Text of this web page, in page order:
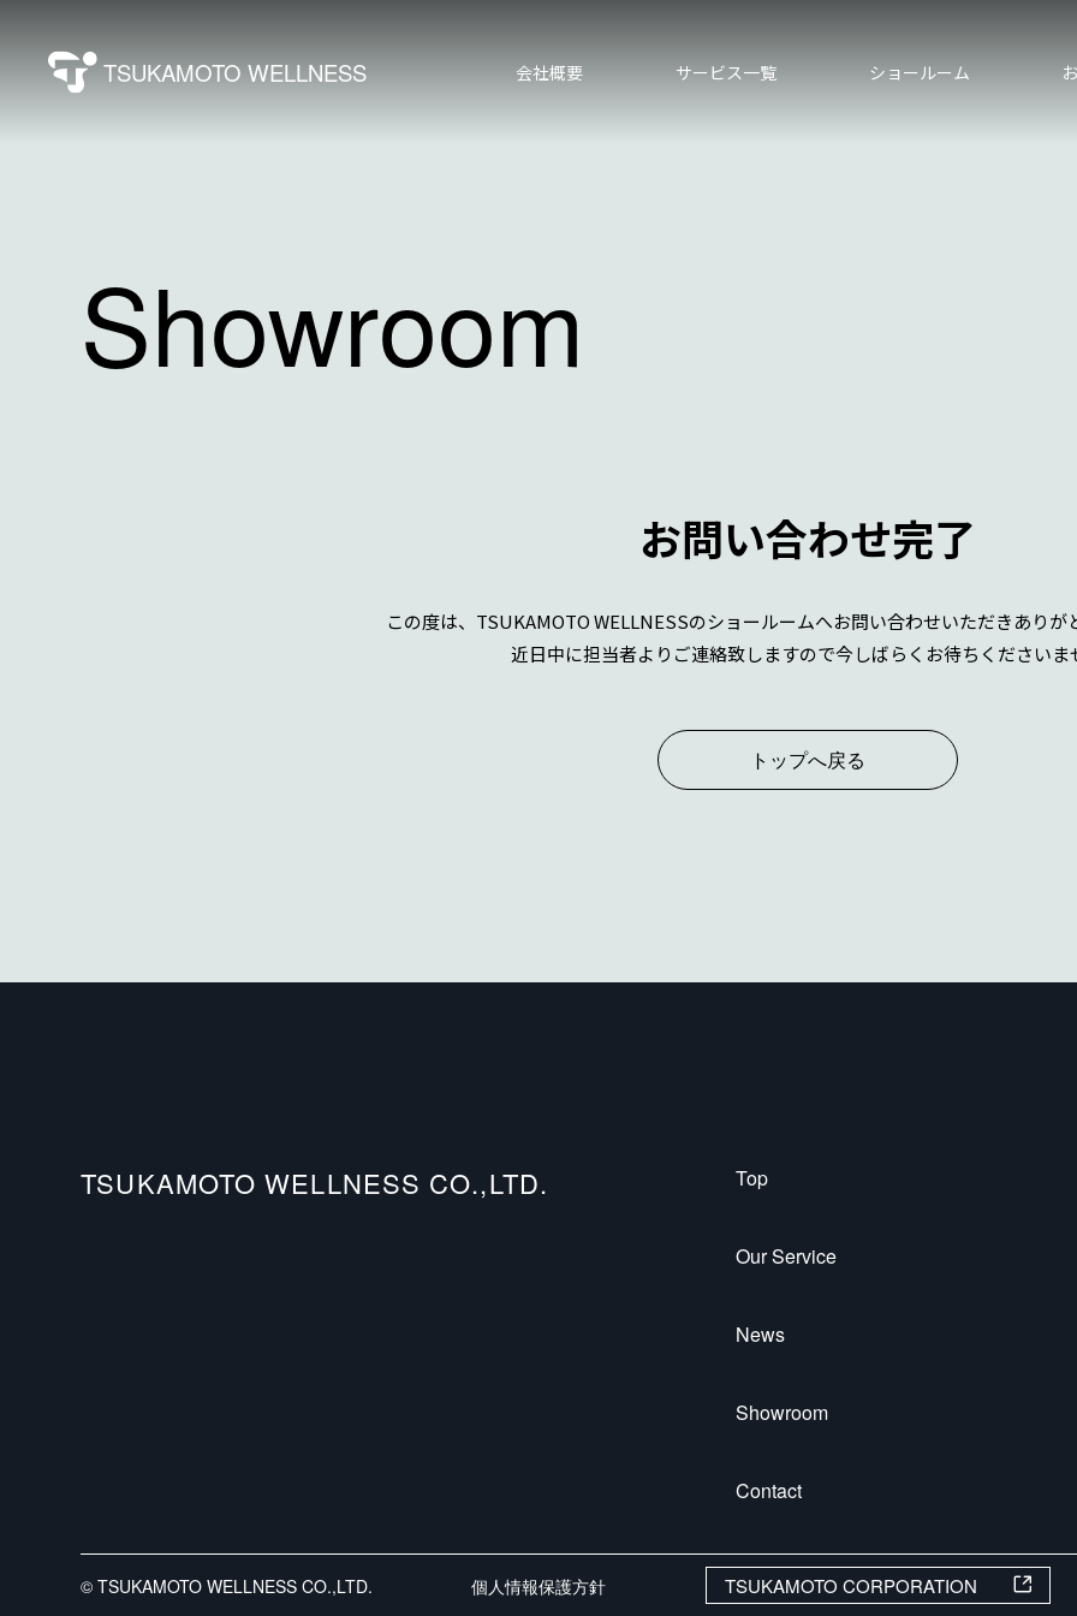
TSUKAMOTO WELLNESS 会社概要 サービス一覧 ショールーム
Showroom
お問い合わせ完了
この度は、TSUKAMOTO WELLNESSのショールームへお問い合わせいただきありが
近日中に担当者よりご連絡致しますので今しばらくお待ちくださいま
トップへ戻る
TSUKAMOTO WELLNESS CO.,LTD. Top
Our Service
News
Showroom
Contact
© TSUKAMOTO WELLNESS CO.,LTD. 個人情報保護方針 TSUKAMOTO CORPORATION